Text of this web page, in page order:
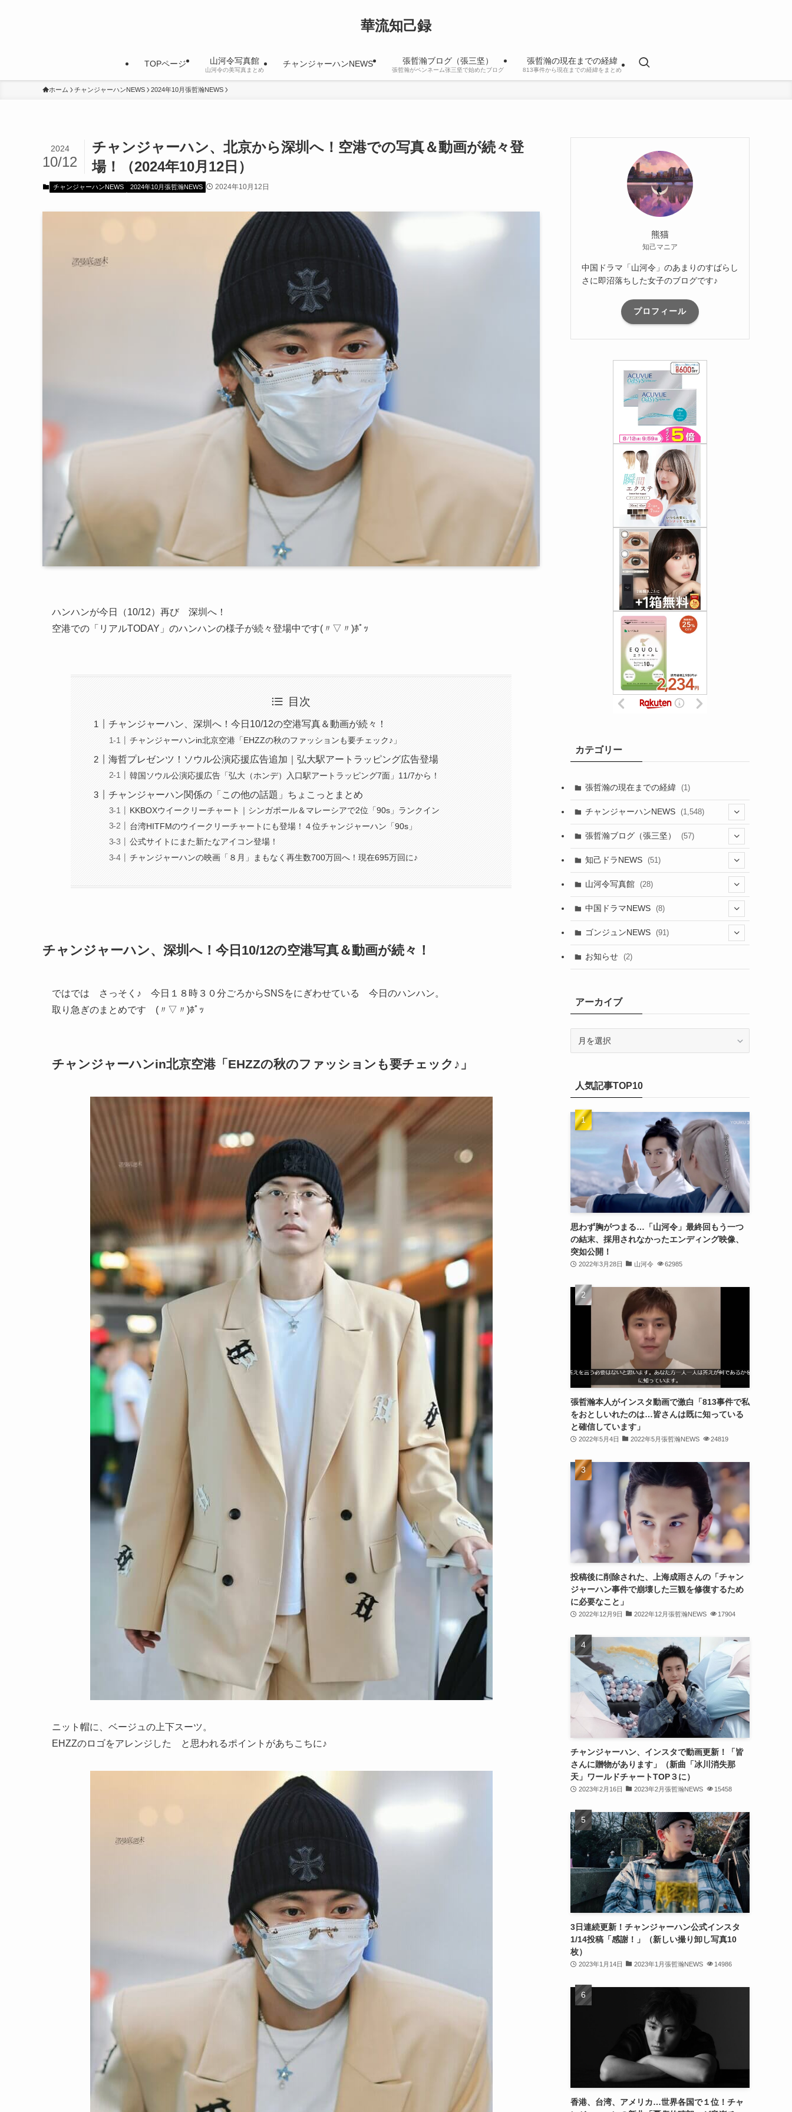
華流知己録
TOPページ 山河令写真館
山河令の美写真まとめ
チャンジャーハンNEWS 張哲瀚ブログ（張三坚）
張哲瀚がペンネーム张三坚で始めたブログ
張哲瀚の現在までの経緯
813事件から現在までの経緯をまとめ
ホーム チャンジャーハンNEWS 2024年10月張哲瀚NEWS
チャンジャーハン、北京から深圳へ！空港での写真＆動画が続々登
場！（2024年10月12日）
2024
10/12
チャンジャーハンNEWS 2024年10月張哲瀚NEWS 2024年10月12日
ハンハンが今日（10/12）再び 深圳へ！
空港での「リアルTODAY」のハンハンの様子が続々登場中です(〃▽〃)ﾎﾟｯ
目次
チャンジャーハン、深圳へ！今日10/12の空港写真＆動画が続々！
チャンジャーハンin北京空港「EHZZの秋のファッションも要チェック♪」
海哲プレゼンツ！ソウル公演応援広告追加｜弘大駅アートラッピング広告登場
韓国ソウル公演応援広告「弘大（ホンデ）入口駅アートラッピング7面」11/7から！
チャンジャーハン関係の「この他の話題」ちょこっとまとめ
KKBOXウイークリーチャート｜シンガポール＆マレーシアで2位「90s」ランクイン
台湾HITFMのウイークリーチャートにも登場！４位チャンジャーハン「90s」
公式サイトにまた新たなアイコン登場！
チャンジャーハンの映画「８月」まもなく再生数700万回へ！現在695万回に♪
チャンジャーハン、深圳へ！今日10/12の空港写真＆動画が続々！
ではでは さっそく♪ 今日１８時３０分ごろからSNSをにぎわせている 今日のハンハン。
取り急ぎのまとめです (〃▽〃)ﾎﾟｯ
チャンジャーハンin北京空港「EHZZの秋のファッションも要チェック♪」
ニット帽に、ベージュの上下スーツ。
EHZZのロゴをアレンジした と思われるポイントがあちこちに♪
熊猫
知己マニア
中国ドラマ「山河令」のあまりのすばらし
さに即沼落ちした女子のブログです♪
プロフィール
カテゴリー
張哲瀚の現在までの経緯 (1)
チャンジャーハンNEWS (1,548)
(5)
(29)
(20)
(21)
(21)
(24)
(23)
(27)
(21)
(25)
(25)
(29)
(30)
(32)
(31)
(32)
(32)
(29)
(31)
(31)
(31)
(32)
(30)
(32)
(31)
(28)
(32)
(31)
(30)
(32)
(30)
(32)
(32)
(26)
(23)
(13)
(8)
張哲瀚ブログ（張三坚） (57)
(14)
知己ドラNEWS (51)
(42)
(5)
(1)
山河令写真館 (28)
(17)
(3)
(2)
中国ドラマNEWS (8)
(1)
(6)
ゴンジュンNEWS (91)
お知らせ (2)
アーカイブ
ブ人気記事TOP10
思わず胸がつまる…「山河令」最終回もう一つ
の結末、採用されなかったエンディング映像、
突如公開！
2022年3月28日 山河令 62985
張哲瀚本人がインスタ動画で激白「813事件で私
をおとしいれたのは…皆さんは既に知っている
と確信しています」
2022年5月4日 2022年5月張哲瀚NEWS 24819
投稿後に削除された、上海成雨さんの「チャン
ジャーハン事件で崩壊した三観を修復するため
に必要なこと」
2022年12月9日 2022年12月張哲瀚NEWS 17904
チャンジャーハン、インスタで動画更新！「皆
さんに贈物があります」（新曲「冰川消失那
天」ワールドチャートTOP３に）
2023年2月16日 2023年2月張哲瀚NEWS 15458
3日連続更新！チャンジャーハン公式インスタ
1/14投稿「感謝！」（新しい撮り卸し写真10
枚）
2023年1月14日 2023年1月張哲瀚NEWS 14986
香港、台湾、アメリカ…世界各国で１位！チャ